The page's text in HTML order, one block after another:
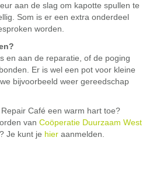
aan de slag om kapotte spullen te
Som is er een extra onderdeel
worden.
en aan de reparatie, of de poging
Er is wel een pot voor kleine
bijvoorbeeld weer gereedschap
Café een warm hart toe?
van Coöperatie Duurzaam West
Je kunt je hier aanmelden.